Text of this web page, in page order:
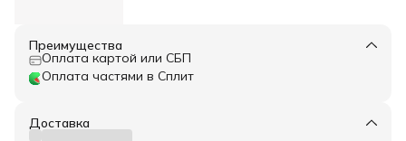
Преимущества
Оплата картой или СБП
Оплата частями в Сплит
Доставка